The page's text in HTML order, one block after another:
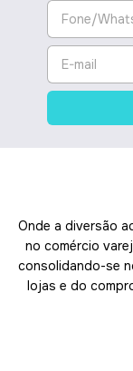
Onde a diversão
no comércio
consolidando-se
lojas e do